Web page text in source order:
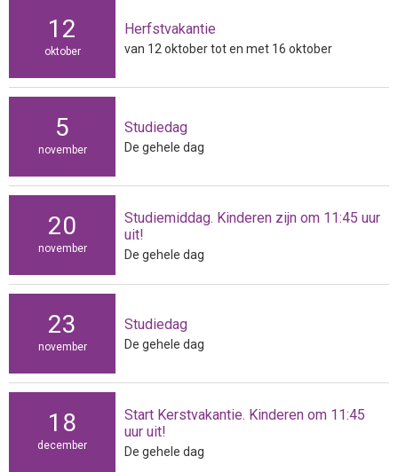
12
oktober
Herfstvakantie
van 12 oktober tot en met 16 oktober
5
november
Studiedag
De gehele dag
20
november
Studiemiddag. Kinderen zijn om 11:45 uur
uit!
De gehele dag
23
november
Studiedag
De gehele dag
18
december
Start Kerstvakantie. Kinderen om 11:45
uur uit!
De gehele dag